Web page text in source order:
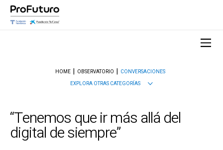
HOME OBSERVATORIO
CONVERSACIONES
EXPLORA OTRAS CATEGORÍAS
“Tenemos que ir más allá del
digital de siempre”